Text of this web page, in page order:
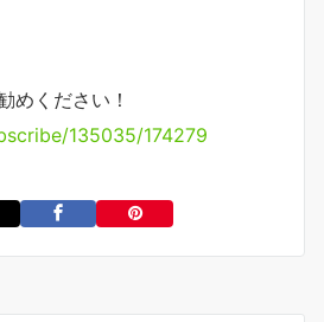
めください！
135035/174279